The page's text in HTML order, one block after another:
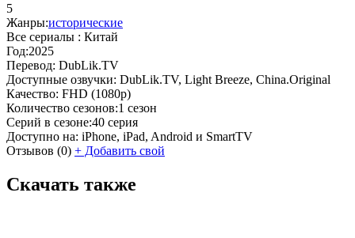
5
Жанры:исторические
Все сериалы : Китай
Год:2025
Перевод: DubLik.TV
Доступные озвучки: DubLik.TV, Light Breeze, China.Original
Качество: FHD (1080p)
Количество сезонов:1 сезон
Серий в сезоне:40 серия
Доступно на: iPhone, iPad, Android и SmartTV
Отзывов (0) + Добавить свой
Скачать также